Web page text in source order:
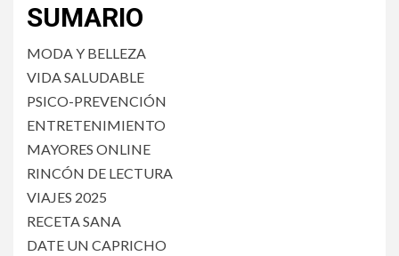
SUMARIO
MODA Y BELLEZA
VIDA SALUDABLE
PSICO-PREVENCIÓN
ENTRETENIMIENTO
MAYORES ONLINE
RINCÓN DE LECTURA
VIAJES 2025
RECETA SANA
DATE UN CAPRICHO